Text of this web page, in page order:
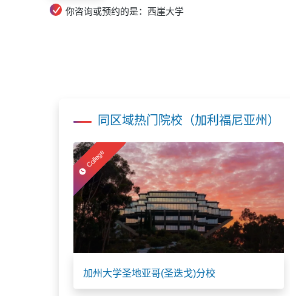
你咨询或预约的是：西崖大学
同区域热门院校（加利福尼亚州）
College
加州大学圣地亚哥(圣迭戈)分校